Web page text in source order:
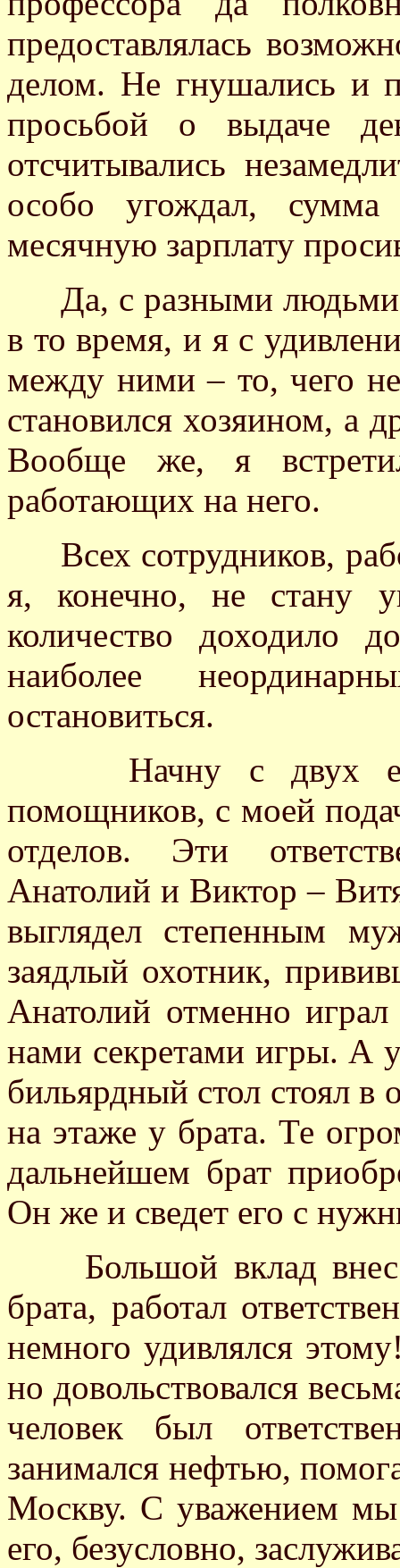
предоставлялась
делом. Не гнушались и
просьбой о выдаче
отсчитывались
особо угождал,
месячную зарплату
Да, с разными людьми
в то время, и я с
между ними – то, чего
становился хозяином, а
Вообще же, я
работающих на него.
Всех сотрудников,
я, конечно, не стану
количество доходило
наиболее
остановиться.
Начну с двух его
помощников, с моей
отделов. Эти
Анатолий и Виктор –
выглядел степенным
заядлый охотник,
Анатолий отменно
нами секретами игры. А
бильярдный стол стоял в
на этаже у брата. Те
дальнейшем брат
Он же и сведет его с
Большой вклад внес
брата, работал
немного удивлялся
но довольствовался
человек был
занимался нефтью,
Москву. С уважением
его, безусловно,